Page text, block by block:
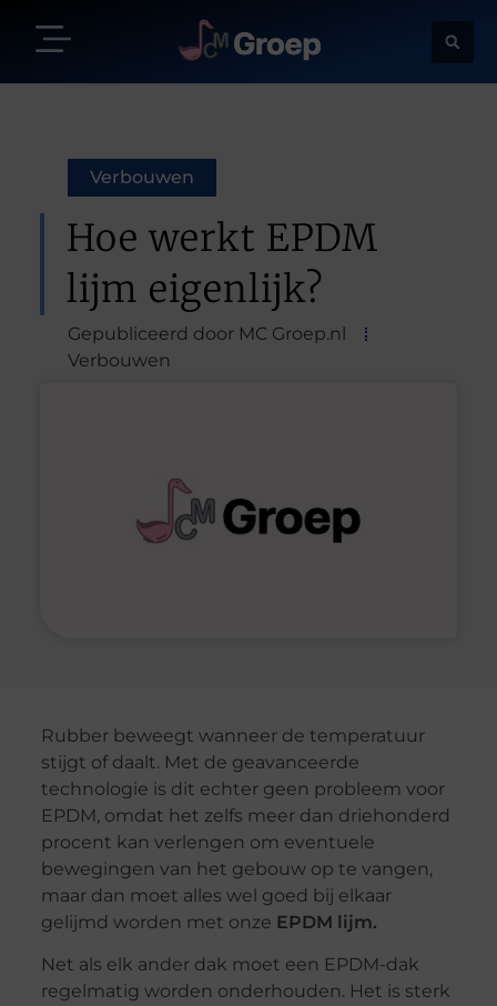
Verbouwen
Hoe werkt EPDM
lijm eigenlijk?
Gepubliceerd door MC Groep.nl
Verbouwen
Rubber beweegt wanneer de temperatuur
stijgt of daalt. Met de geavanceerde
technologie is dit echter geen probleem voor
EPDM, omdat het zelfs meer dan driehonderd
procent kan verlengen om eventuele
bewegingen van het gebouw op te vangen,
maar dan moet alles wel goed bij elkaar
gelijmd worden met onze EPDM lijm.
Net als elk ander dak moet een EPDM-dak
regelmatig worden onderhouden. Het is sterk